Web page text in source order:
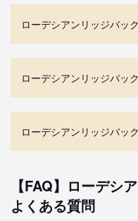
ローデシアンリッジバッ
ローデシアンリッジバッ
ローデシアンリッジバッ
【FAQ】ローデシ
よくある質問